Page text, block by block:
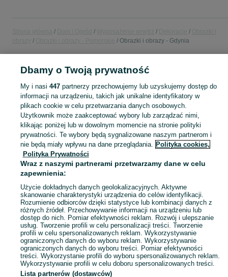
Obrazki i obrazy - Gdynia
POLSKA » POMORSKIE » GDYNIA
KATEGORIA
Zobacz
Mapa kategorii
Mapa miejscowości
Mapa ministron
Popularne wyszukiwania
Dbamy o Twoją prywatność
My i nasi 447partnerzy przechowujemy lub uzyskujemy dostęp do
informacji na urządzeniu, takich jak unikalne identyfikatory w
plikach cookie w celu przetwarzania danych osobowych.
Użytkownik może zaakceptować wybory lub zarządzać nimi,
klikając poniżej lub w dowolnym momencie na stronie polityki
prywatności. Te wybory będą sygnalizowane naszym partnerom i
nie będą miały wpływu na dane przeglądania. Polityka cookies,
Polityka Prywatności
Wraz z naszymi partnerami przetwarzamy dane w celu
zapewnienia:
Użycie dokładnych danych geolokalizacyjnych. Aktywne
skanowanie charakterystyki urządzenia do celów identyfikacji.
Rozumienie odbiorców dzięki statystyce lub kombinacji danych z
różnych źródeł. Przechowywanie informacji na urządzeniu lub
dostęp do nich. Pomiar efektywności reklam. Rozwój i ulepszanie
usług. Tworzenie profili w celu personalizacji treści. Tworzenie
profili w celu spersonalizowanych reklam. Wykorzystywanie
ograniczonych danych do wyboru reklam. Wykorzystywanie
ograniczonych danych do wyboru treści. Pomiar efektywności
treści. Wykorzystanie profili do wyboru spersonalizowanych reklam.
Wykorzystywanie profili w celu doboru spersonalizowanych treści.
Lista partnerów (dostawców)